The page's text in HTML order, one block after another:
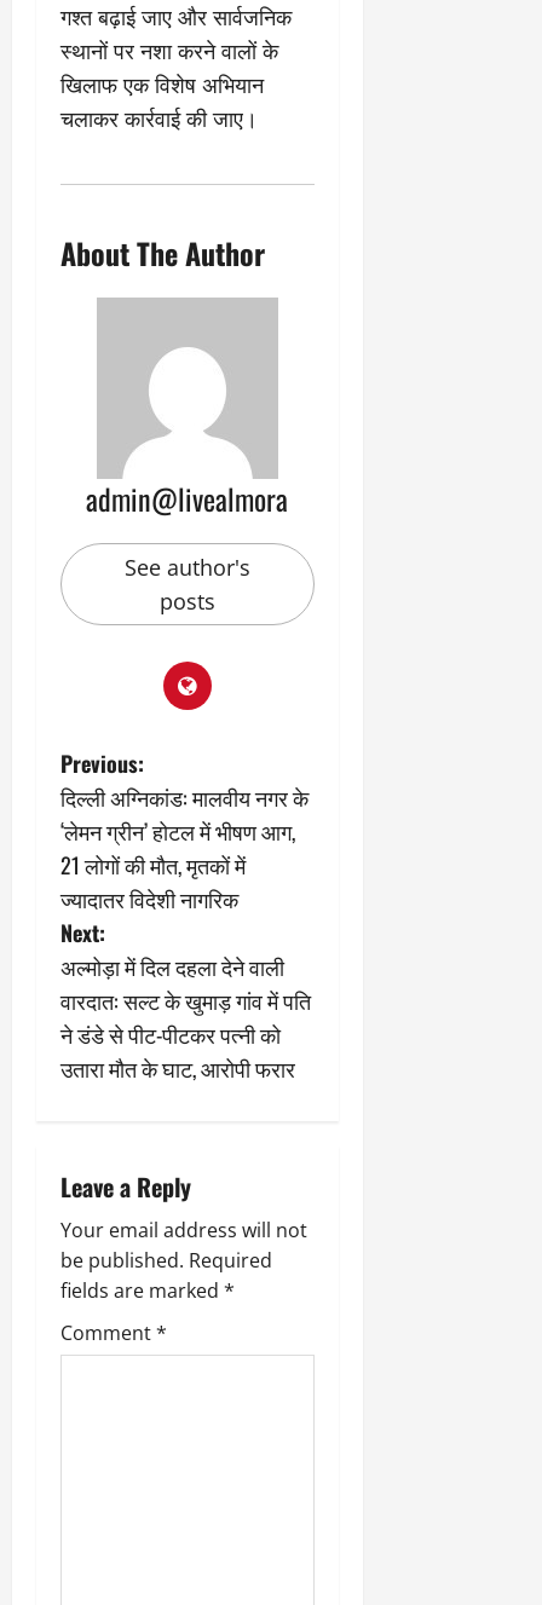
गश्त बढ़ाई जाए और सार्वजनिक
स्थानों पर नशा करने वालों के
खिलाफ एक विशेष अभियान
चलाकर कार्रवाई की जाए।
About The Author
admin@livealmora
See author's
posts
P
o
s
t
n
a
v
g
a
t
i
Previous:
दिल्ली अग्निकांड: मालवीय नगर के
‘लेमन ग्रीन’ होटल में भीषण आग,
21 लोगों की मौत, मृतकों में
ज्यादातर विदेशी नागरिक
Next:
अल्मोड़ा में दिल दहला देने वाली
वारदात: सल्ट के खुमाड़ गांव में पति
ने डंडे से पीट-पीटकर पत्नी को
उतारा मौत के घाट, आरोपी फरार
Leave a Reply
Your email address will not
be published. Required
fields are marked *
Comment*